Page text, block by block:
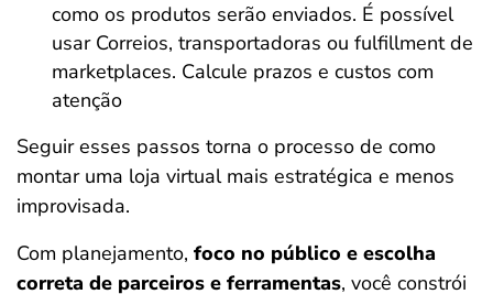
como os produtos serão enviados. É possível
usar Correios, transportadoras ou fulfillment de
marketplaces. Calcule prazos e custos com
atenção
Seguir esses passos torna o processo de como
montar uma loja virtual mais estratégica e menos
improvisada.
Com planejamento, foco no público e escolha
correta de parceiros e ferramentas, você constrói